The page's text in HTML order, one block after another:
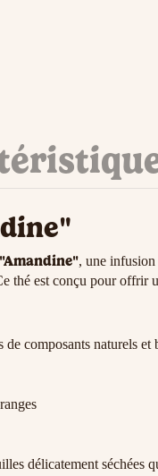
, une
thé est conçu pour
composants naturels
délicatement séchées